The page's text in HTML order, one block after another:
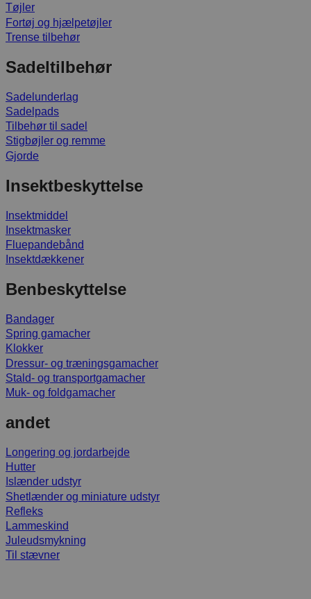
Tøjler
Fortøj og hjælpetøjler
Trense tilbehør
Sadeltilbehør
Sadelunderlag
Sadelpads
Tilbehør til sadel
Stigbøjler og remme
Gjorde
Insektbeskyttelse
Insektmiddel
Insektmasker
Fluepandebånd
Insektdækkener
Benbeskyttelse
Bandager
Spring gamacher
Klokker
Dressur- og træningsgamacher
Stald- og transportgamacher
Muk- og foldgamacher
andet
Longering og jordarbejde
Hutter
Islænder udstyr
Shetlænder og miniature udstyr
Refleks
Lammeskind
Juleudsmykning
Til stævner